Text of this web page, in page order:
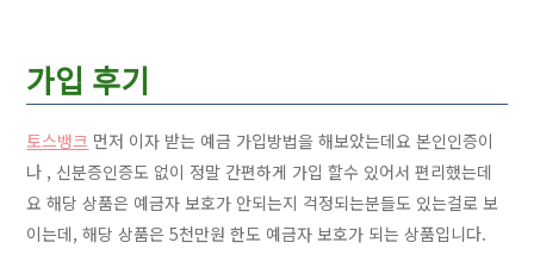
가입 후기
토스뱅크 먼저 이자 받는 예금 가입방법을 해보았는데요 본인인증이
나 , 신분증인증도 없이 정말 간편하게 가입 할수 있어서 편리했는데
요 해당 상품은 예금자 보호가 안되는지 걱정되는분들도 있는걸로 보
이는데, 해당 상품은 5천만원 한도 예금자 보호가 되는 상품입니다.